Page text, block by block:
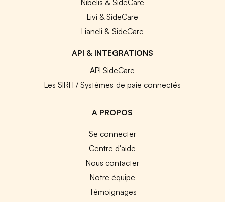
Livi & SideCare
Lianeli & SideCare
API & INTEGRATIONS
API SideCare
Les SIRH / Systèmes de paie connectés
A PROPOS
Se connecter
Centre d'aide
Nous contacter
Notre équipe
Témoignages